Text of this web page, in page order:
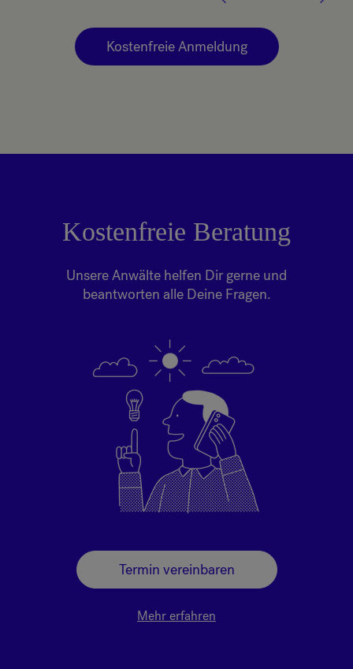
Kostenfreie Anmeldung
Kostenfreie Beratung
Unsere Anwälte helfen Dir gerne und
beantworten alle Deine Fragen.
Termin vereinbaren
Mehr erfahren